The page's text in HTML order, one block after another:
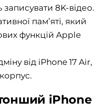
8K-відео.
пам’яті, який
функцій Apple
від iPhone 17 Air,
iPhone